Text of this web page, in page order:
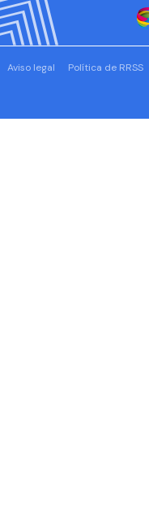
Aviso legal Política de RRSS